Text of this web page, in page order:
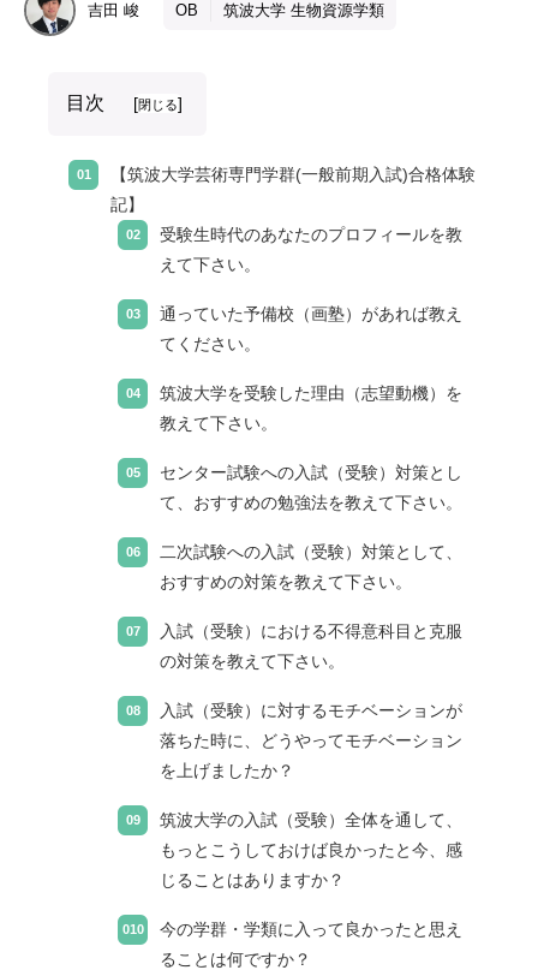
吉田 峻 OB 筑波大学 生物資源学類
目次 [閉じる]
【筑波大学芸術専門学群(一般前期入試)合格体験
記】
受験生時代のあなたのプロフィールを教
えて下さい。
通っていた予備校（画塾）があれば教え
てください。
筑波大学を受験した理由（志望動機）を
教えて下さい。
センター試験への入試（受験）対策とし
て、おすすめの勉強法を教えて下さい。
二次試験への入試（受験）対策として、
おすすめの対策を教えて下さい。
入試（受験）における不得意科目と克服
の対策を教えて下さい。
入試（受験）に対するモチベーションが
落ちた時に、どうやってモチベーション
を上げましたか？
筑波大学の入試（受験）全体を通して、
もっとこうしておけば良かったと今、感
じることはありますか？
今の学群・学類に入って良かったと思え
ることは何ですか？